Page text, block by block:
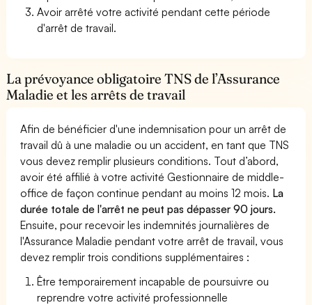
Avoir arrêté votre activité pendant cette période
d'arrêt de travail.
La prévoyance obligatoire TNS de l’Assurance
Maladie et les arrêts de travail
Afin de bénéficier d'une indemnisation pour un arrêt de
travail dû à une maladie ou un accident, en tant que TNS
vous devez remplir plusieurs conditions. Tout d’abord,
avoir été affilié à votre activité Gestionnaire de middle-
office de façon continue pendant au moins 12 mois. La
durée totale de l'arrêt ne peut pas dépasser 90 jours.
Ensuite, pour recevoir les indemnités journalières de
l'Assurance Maladie pendant votre arrêt de travail, vous
devez remplir trois conditions supplémentaires :
Être temporairement incapable de poursuivre ou
reprendre votre activité professionnelle